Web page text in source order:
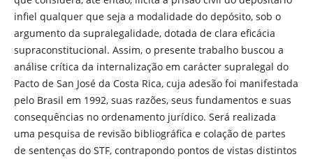
infiel qualquer que seja a modalidade do depósito, sob o
argumento da supralegalidade, dotada de clara eficácia
supraconstitucional. Assim, o presente trabalho buscou a
análise crítica da internalização em carácter supralegal do
Pacto de San José da Costa Rica, cuja adesão foi manifestada
pelo Brasil em 1992, suas razões, seus fundamentos e suas
consequências no ordenamento jurídico. Será realizada
uma pesquisa de revisão bibliográfica e colação de partes
de sentenças do STF, contrapondo pontos de vistas distintos